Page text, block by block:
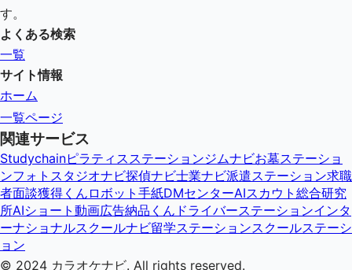
す。
よくある検索
一覧
サイト情報
ホーム
一覧ページ
関連サービス
Studychainピラティスステーションジムナビお墓ステーショ
ンフォトスタジオナビ探偵ナビ士業ナビ派遣ステーション求職
者面談獲得くん ロボット手紙DMセンターAIスカウト総合研究
所AIショート動画広告納品くん ドライバーステーションインタ
ーナショナルスクールナビ留学ステーションスクールステーシ
ョン
© 2024 カラオケナビ. All rights reserved.